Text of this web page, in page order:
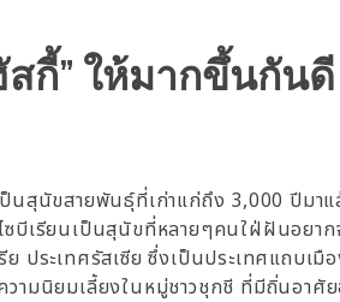
สกี้” ให้มากขึ้นกันดี
นสุนัขสายพันธุ์ที่เก่าแก่ถึง 3,000 ปีมาแ
บีเรียนเป็นสุนัขที่หลายๆคนใฝ่ฝันอยาก
ประเทศรัสเซีย ซึ่งเป็นประเทศแถบเมื
ามนิยมเลี้ยงในหมู่ชาวชุกชี ที่มีถิ่นอาศั